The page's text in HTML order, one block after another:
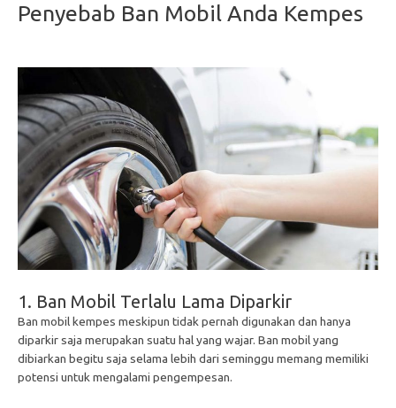
Penyebab Ban Mobil Anda Kempes
1. Ban Mobil Terlalu Lama Diparkir
Ban mobil kempes meskipun tidak pernah digunakan dan hanya
diparkir saja merupakan suatu hal yang wajar. Ban mobil yang
dibiarkan begitu saja selama lebih dari seminggu memang memiliki
potensi untuk mengalami pengempesan.